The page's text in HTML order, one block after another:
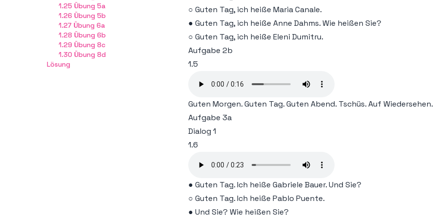
Linie1-A1-1.19-(www.linie1.ir)
Linie1-A1-1.20-(www.linie1.ir)
Linie1-A1-1.22-(www.linie1.ir)
Linie1-A1-1.23-(www.linie1.ir)
Linie1-A1-1.24-(www.linie1.ir)
Linie1-A1-1.27-(www.linie1.ir)
○ Guten Tag, ich heiße Maria Canale.
● Guten Tag, ich heiße Anne Dahms. Wie heißen Sie?
○ Guten Tag, ich heiße Eleni Dumitru.
Aufgabe 2b
1.5
Guten Morgen. Guten Tag. Guten Abend. Tschüs. Auf Wiedersehen.
Aufgabe 3a
Dialog 1
1.6
● Guten Tag. Ich heiße Gabriele Bauer. Und Sie?
○ Guten Tag. Ich heiße Pablo Puente.
● Und Sie? Wie heißen Sie?
1.25 Übung 5a
1.26 Übung 5b
1.27 Übung 6a
1.28 Übung 6b
1.29 Übung 8c
1.30 Übung 8d
Lösung